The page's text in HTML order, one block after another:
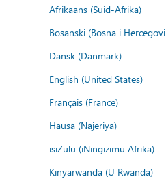
Afrikaans (Suid-Afrika)
Bosanski (Bosna i
Dansk (Danmark)
English (United States)
Français (France)
Hausa (Najeriya)
isiZulu (iNingizimu Afrika)
Kinyarwanda (U Rwanda)